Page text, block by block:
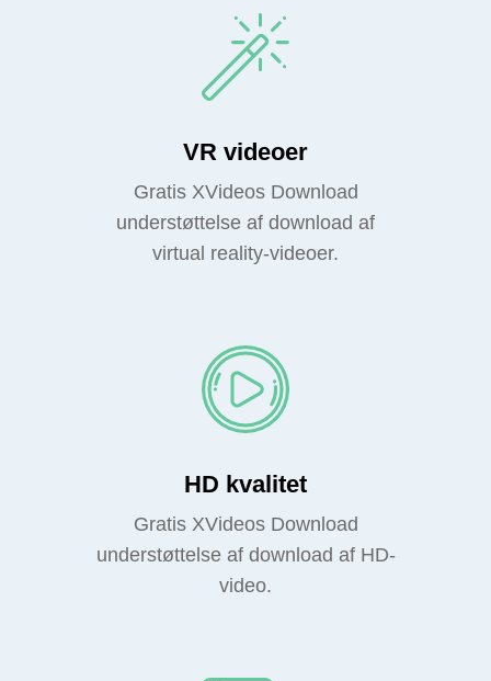
VR videoer
Gratis XVideos Download
understøttelse af download af
virtual reality-videoer.
HD kvalitet
Gratis XVideos Download
understøttelse af download af HD-
video.